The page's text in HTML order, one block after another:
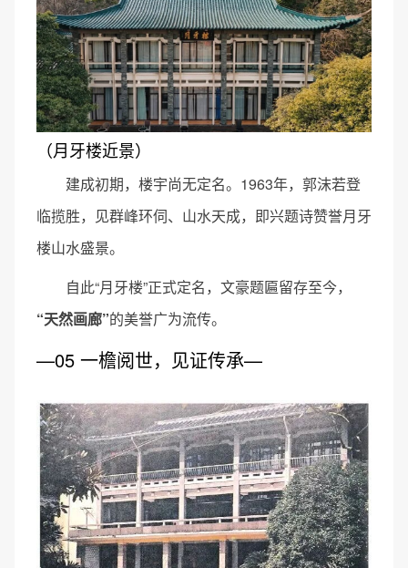
（月牙楼近景）
建成初期，楼宇尚无定名。1963年，郭沫若登
临揽胜，见群峰环伺、山水天成，即兴题诗赞誉月牙
楼山水盛景。
自此“月牙楼”正式定名，文豪题匾留存至今，
“天然画廊”的美誉广为流传。
—05 一檐阅世，见证传承—